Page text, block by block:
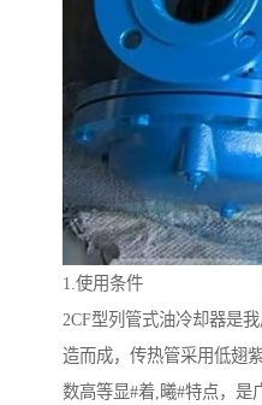
1.使用条件
2CF型列管式油冷却器是
造而成，传热管采用低翅
数高等显#着,曦#特点，是